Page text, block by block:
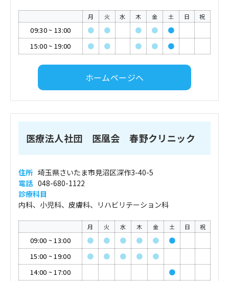
月 火 水 木 金 土 日 祝
09:30~ 13:00 ● ● ● ●
●
15:00~ 19:00 ● ● ● ● ●
ホームページへ
医療法人社団 医凰会 春野クリニック
住所 埼玉県さいたま市見沼区深作3-40-5
電話 048-680-1122
診療科目
内科、小児科、皮膚科、リハビリテーション科
月 火 水 木 金 土 日 祝
09:00 ~13:00 ● ● ● ● ●
●
15:00 ~19:00 ● ● ● ●
●
14:00 ~17:00 ●